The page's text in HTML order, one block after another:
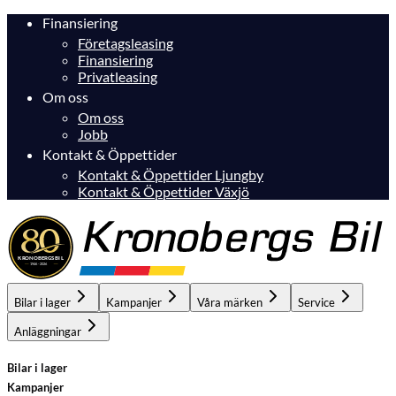
Finansiering
Företagsleasing
Finansiering
Privatleasing
Om oss
Om oss
Jobb
Kontakt & Öppettider
Kontakt & Öppettider Ljungby
Kontakt & Öppettider Växjö
Bilar i lager Kampanjer Våra märken Service
Anläggningar
Bilar i lager
Kampanjer